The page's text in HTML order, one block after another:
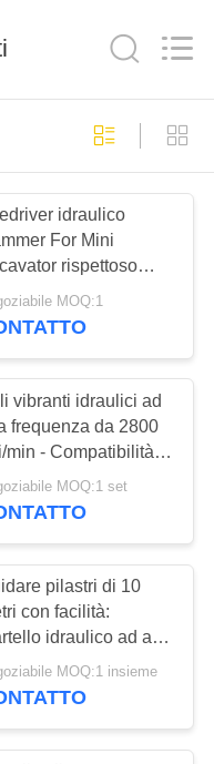
idraulico
For Mini
rispettoso
MOQ:1
vibranti idraulici ad
frequenza da 2800
min - Compatibilità
palo e alta potenza
MOQ:1 set
pilastri di 10
con facilità:
idraulico ad alte
per la
efficienza
MOQ:1 insieme